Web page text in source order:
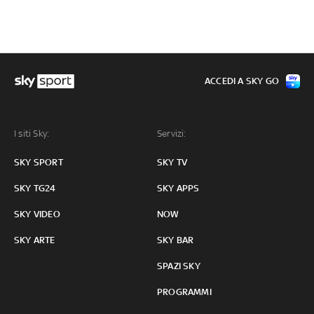
I siti Sky:
SKY SPORT
SKY TG24
SKY VIDEO
SKY ARTE
Servizi:
SKY TV
SKY APPS
NOW
SKY BAR
SPAZI SKY
PROGRAMMI
ACCEDI A SKY GO